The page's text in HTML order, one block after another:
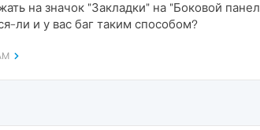
на значок "Закладки" на "Боковой
ли и у вас баг таким способом?